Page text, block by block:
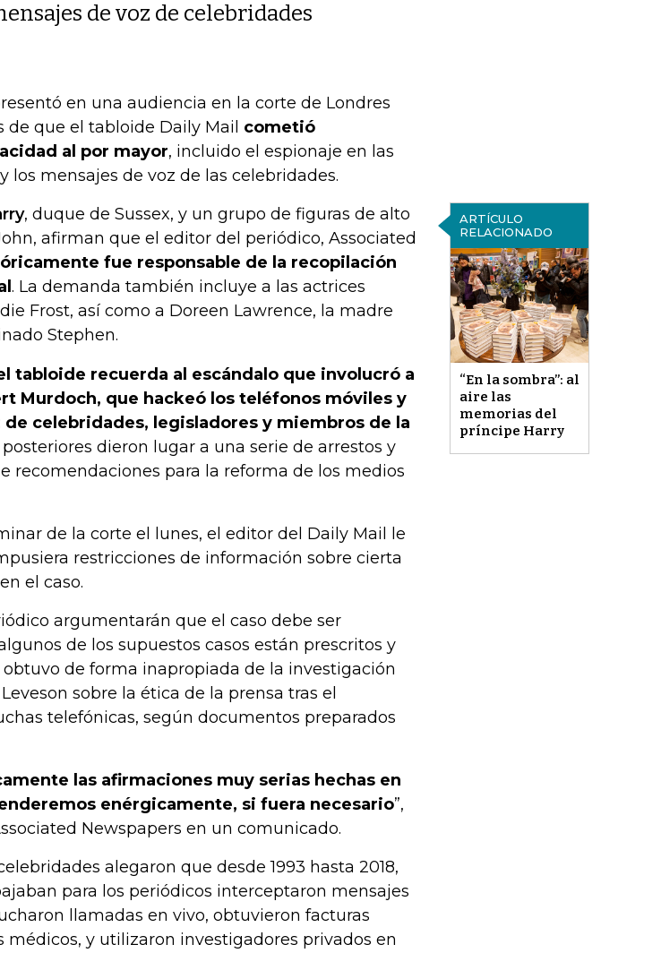
de voz de celebridades
en una audiencia en la corte de Londres
de que el tabloide Daily Mail cometió
al por mayor, incluido el espionaje en las
los mensajes de voz de las celebridades.
ARTÍCULO
RELACIONADO
“En la sombra”: al
aire las
memorias del
príncipe Harry
, duque de Sussex, y un grupo de figuras de alto
afirman que el editor del periódico, Associated
fue responsable de la recopilación
. La demanda también incluye a las actrices
Frost, así como a Doreen Lawrence, la madre
Stephen.
tabloide recuerda al escándalo que involucró a
Murdoch, que hackeó los teléfonos móviles y
de celebridades, legisladores y miembros de la
posteriores dieron lugar a una serie de arrestos y
recomendaciones para la reforma de los medios
de la corte el lunes, el editor del Daily Mail le
restricciones de información sobre cierta
el caso.
argumentarán que el caso debe ser
de los supuestos casos están prescritos y
de forma inapropiada de la investigación
sobre la ética de la prensa tras el
telefónicas, según documentos preparados
las afirmaciones muy serias hechas en
enérgicamente, si fuera necesario”,
Newspapers en un comunicado.
alegaron que desde 1993 hasta 2018,
para los periódicos interceptaron mensajes
llamadas en vivo, obtuvieron facturas
médicos, y utilizaron investigadores privados en